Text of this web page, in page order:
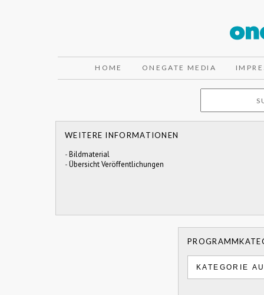
HOME ONEGATE MEDIA
WEITERE INFORMATIONEN
-Bildmaterial
-Übersicht Veröffentlichungen